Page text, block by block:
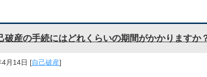
破産の手続にはどれくらいの期間がかかりますか
月14日 [自己破産]